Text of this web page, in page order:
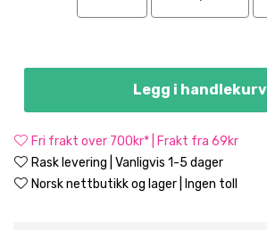
Legg i handlekurv
Fri frakt over 700kr* | Frakt fra 69kr
Rask levering | Vanligvis 1-5 dager
Norsk nettbutikk og lager | Ingen toll